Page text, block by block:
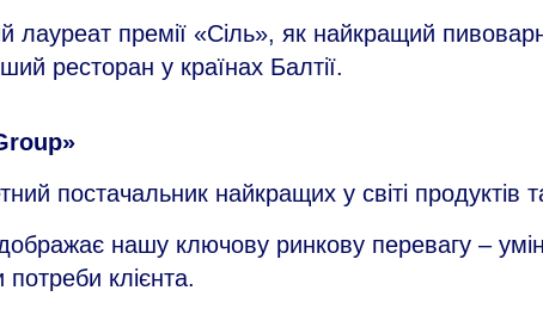
лауреат премії «Сіль», як найкращий
ресторан у країнах Балтії.
постачальник найкращих у світі продуктів
нашу ключову ринкову перевагу –
клієнта.